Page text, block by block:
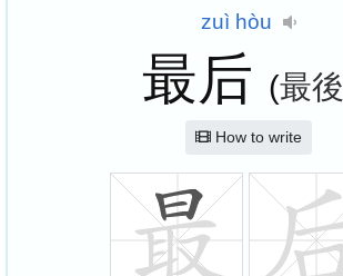
zuì hòu
最后 (最後
How to write